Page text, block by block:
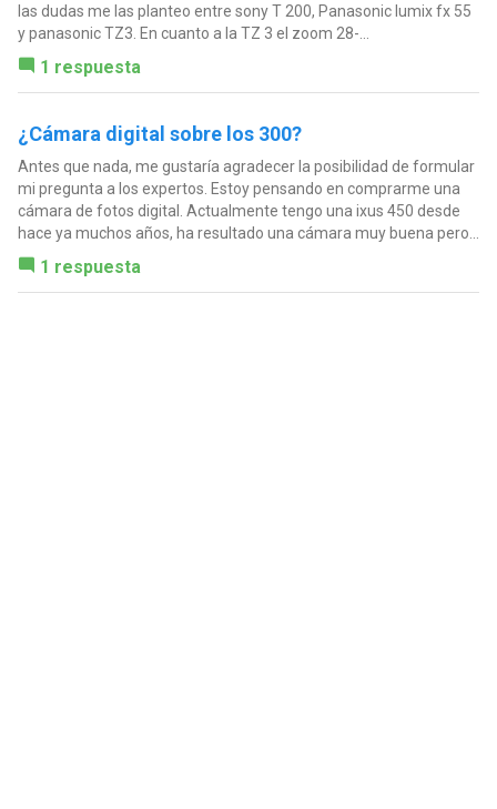
las dudas me las planteo entre sony T 200, Panasonic lumix fx 55
y panasonic TZ3. En cuanto a la TZ 3 el zoom 28-...
1 respuesta
¿Cámara digital sobre los 300?
Antes que nada, me gustaría agradecer la posibilidad de formular
mi pregunta a los expertos. Estoy pensando en comprarme una
cámara de fotos digital. Actualmente tengo una ixus 450 desde
hace ya muchos años, ha resultado una cámara muy buena pero...
1 respuesta